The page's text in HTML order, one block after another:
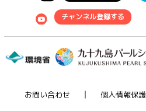
チャンネル登録する
お問い合わせ 個人情報保